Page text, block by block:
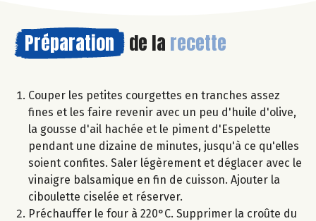
Préparation de la recette
Couper les petites courgettes en tranches assez
fines et les faire revenir avec un peu d'huile d'olive,
la gousse d'ail hachée et le piment d'Espelette
pendant une dizaine de minutes, jusqu'à ce qu'elles
soient confites. Saler légèrement et déglacer avec le
vinaigre balsamique en fin de cuisson. Ajouter la
ciboulette ciselée et réserver.
Préchauffer le four à 220°C. Supprimer la croûte du